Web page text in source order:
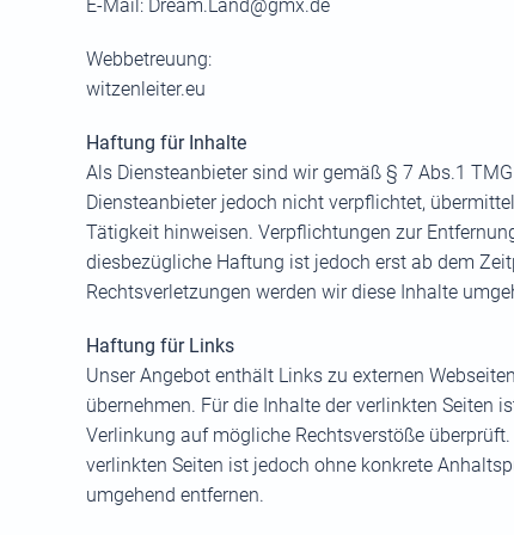
E-Mail: Dream.Land@gmx.de
Webbetreuung:
witzenleiter.eu
Haftung für Inhalte
Als Diensteanbieter sind wir gemäß § 7 Abs.1
Diensteanbieter jedoch nicht verpflichtet,
Tätigkeit hinweisen. Verpflichtungen zur
diesbezügliche Haftung ist jedoch erst ab dem
Rechtsverletzungen werden wir diese Inhalte
Haftung für Links
Unser Angebot enthält Links zu externen
übernehmen. Für die Inhalte der verlinkten Seiten
Verlinkung auf mögliche Rechtsverstöße
verlinkten Seiten ist jedoch ohne konkrete
umgehend entfernen.